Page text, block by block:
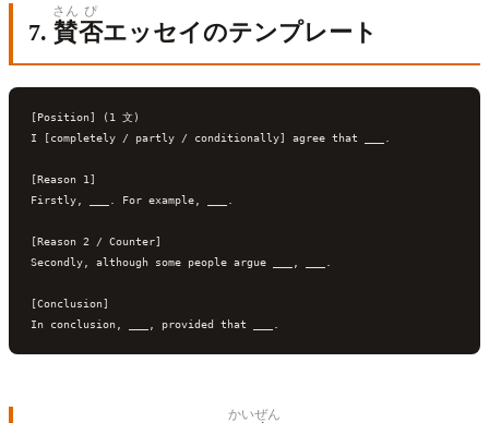
7. 賛
さん
否
ぴ
エッセイのテンプレート
[Position] (1 文)
I [completely / partly / conditionally] agree that ___.
[Reason 1]
Firstly, ___. For example, ___.
[Reason 2 / Counter]
Secondly, although some people argue ___, ___.
[Conclusion]
かいぜん